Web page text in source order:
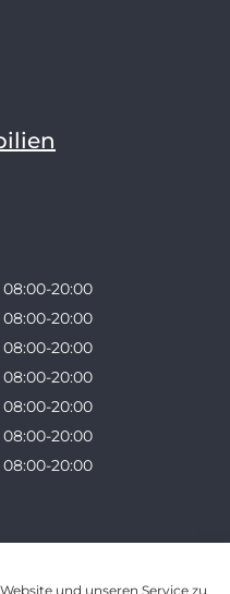
und unseren Service zu
08:00-20:00
08:00-20:00
08:00-20:00
08:00-20:00
08:00-20:00
08:00-20:00
08:00-20:00